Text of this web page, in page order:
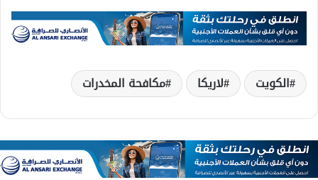
الكويت لاريكا مكافحة المخدرات